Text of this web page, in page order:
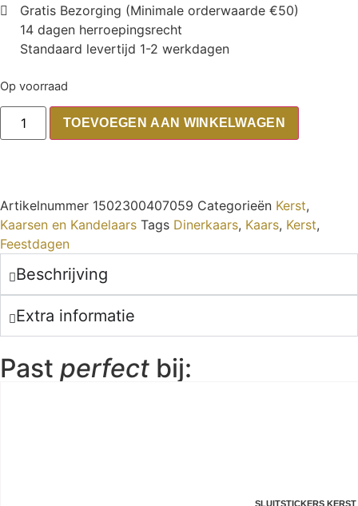
Gratis Bezorging (Minimale orderwaarde €50)
14 dagen herroepingsrecht
Standaard levertijd 1-2 werkdagen
Op voorraad
TOEVOEGEN AAN WINKELWAGEN
Artikelnummer 1502300407059 Categorieën Kerst,
Kaarsen en Kandelaars Tags Dinerkaars, Kaars, Kerst,
Feestdagen
Beschrijving
Extra informatie
Past perfect bij:
SLUITSTICKERS